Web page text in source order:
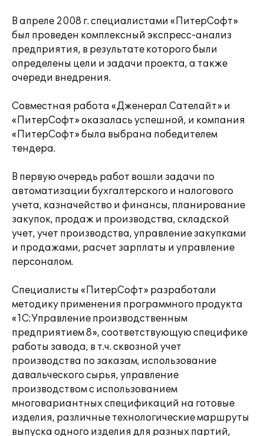
В апреле 2008 г. специалистами «ПитерСофт»
был проведен комплексный экспресс-анализ
предприятия, в результате которого были
определены цели и задачи проекта, а также
очереди внедрения.
Совместная работа «Дженерал Сателайт» и
«ПитерСофт» оказалась успешной, и компания
«ПитерСофт» была выбрана победителем
тендера.
В первую очередь работ вошли задачи по
автоматизации бухгалтерского и налогового
учета, казначейство и финансы, планирование
закупок, продаж и производства, складской
учет, учет производства, управление закупками
и продажами, расчет зарплаты и управление
персоналом.
Специалисты «ПитерСофт» разработали
методику применения программного продукта
«1С:Управление производственным
предприятием 8», соответствующую специфике
работы завода, в т.ч. сквозной учет
производства по заказам, использование
давальческого сырья, управление
производством с использованием
многовариантных спецификаций на готовые
изделия, различные технологические маршруты
выпуска одного изделия для разных партий,